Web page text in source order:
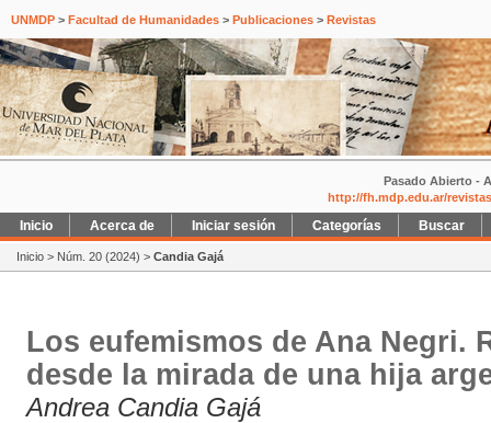
UNMDP > Facultad de Humanidades > Publicaciones > Revistas
Pasado Abierto -
http://fh.mdp.edu.ar/
Inicio Acerca de Iniciar sesión Categorías Buscar
Inicio > Núm. 20 (2024) > Candia Gajá
Los eufemismos de Ana Negri.
desde la mirada de una hija
Andrea Candia Gajá